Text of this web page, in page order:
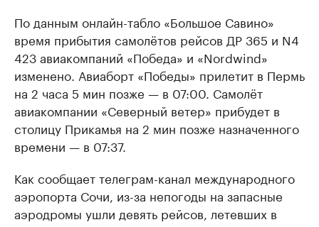
По данным онлайн-табло «Большое Савино»
время прибытия самолётов рейсов ДР 365 и N4
423 авиакомпаний «Победа» и «Nordwind»
изменено. Авиаборт «Победы» прилетит в Пермь
на 2 часа 5 мин позже — в 07:00. Самолёт
авиакомпании «Северный ветер» прибудет в
столицу Прикамья на 2 мин позже назначенного
времени — в 07:37.
Как сообщает телеграм-канал международного
аэропорта Сочи, из-за непогоды на запасные
аэродромы ушли девять рейсов, летевших в